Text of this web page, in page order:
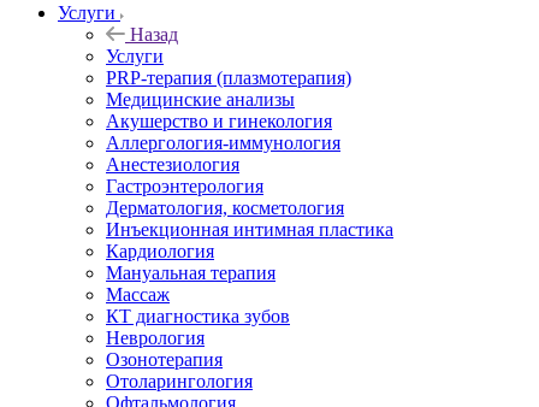
Услуги
Назад
Услуги
PRP-терапия (плазмотерапия)
Медицинские анализы
Акушерство и гинекология
Аллергология-иммунология
Анестезиология
Гастроэнтерология
Дерматология, косметология
Инъекционная интимная пластика
Кардиология
Мануальная терапия
Массаж
КТ диагностика зубов
Неврология
Озонотерапия
Отоларингология
Офтальмология